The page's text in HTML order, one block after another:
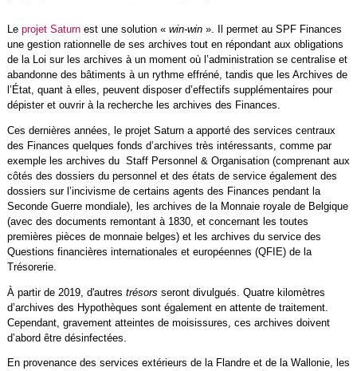
Le projet Saturnest une solution « win-win». Il permet au SPF Finances
une gestion rationnelle de ses archives tout en répondant aux obligations
de la Loi sur les archives à un moment où l’administration se centralise et
abandonne des bâtiments à un rythme effréné, tandis que les Archives de
l’État, quant à elles, peuvent disposer d’effectifs supplémentaires pour
dépister et ouvrir à la recherche les archives des Finances.
Ces dernières années, le projet Saturn a apporté des services centraux
des Finances quelques fonds d’archives très intéressants, comme par
exemple les archives du Staff Personnel & Organisation (comprenant aux
côtés des dossiers du personnel et des états de service également des
dossiers sur l’incivisme de certains agents des Finances pendant la
Seconde Guerre mondiale), les archives de la Monnaie royale de Belgique
(avec des documents remontant à 1830, et concernant les toutes
premières pièces de monnaie belges) et les archives du service des
Questions financières internationales et européennes (QFIE) de la
Trésorerie.
À partir de 2019, d'autres trésors seront divulgués. Quatre kilomètres
d’archives des Hypothèques sont également en attente de traitement.
Cependant, gravement atteintes de moisissures, ces archives doivent
d’abord être désinfectées.
En provenance des services extérieurs de la Flandre et de la Wallonie, les